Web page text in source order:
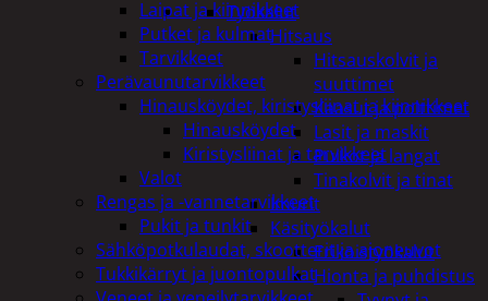
Työkalut
Hitsaus
Hitsauskolvit ja
suuttimet
Kaasut ja polttimet
Lasit ja maskit
Puikot ja langat
Tinakolvit ja tinat
Imurit
Käsityökalut
Erikoistyökalut
Hionta ja puhdistus
Laipat ja kiinnikkeet
Putket ja kulmat
Tarvikkeet
Perävaunutarvikkeet
Hinausköydet, kiristysliinat ja kiinnikkeet
Hinausköydet
Kiristysliinat ja tarvikkeet
Valot
Rengas ja -vannetarvikkeet
Pukit ja tunkit
Sähköpotkulaudat, skootterit ja ajoneuvot
Tukkikärryt ja juontopulkat